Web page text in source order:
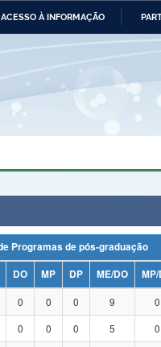
ACESSO À INFORMAÇÃO
das Relações Ministério
e dos
do Brasil Planalto
Total de Programas de pós-graduação
DO MP DP ME/DO
0 0 0 9 0
0 0 0 5 0